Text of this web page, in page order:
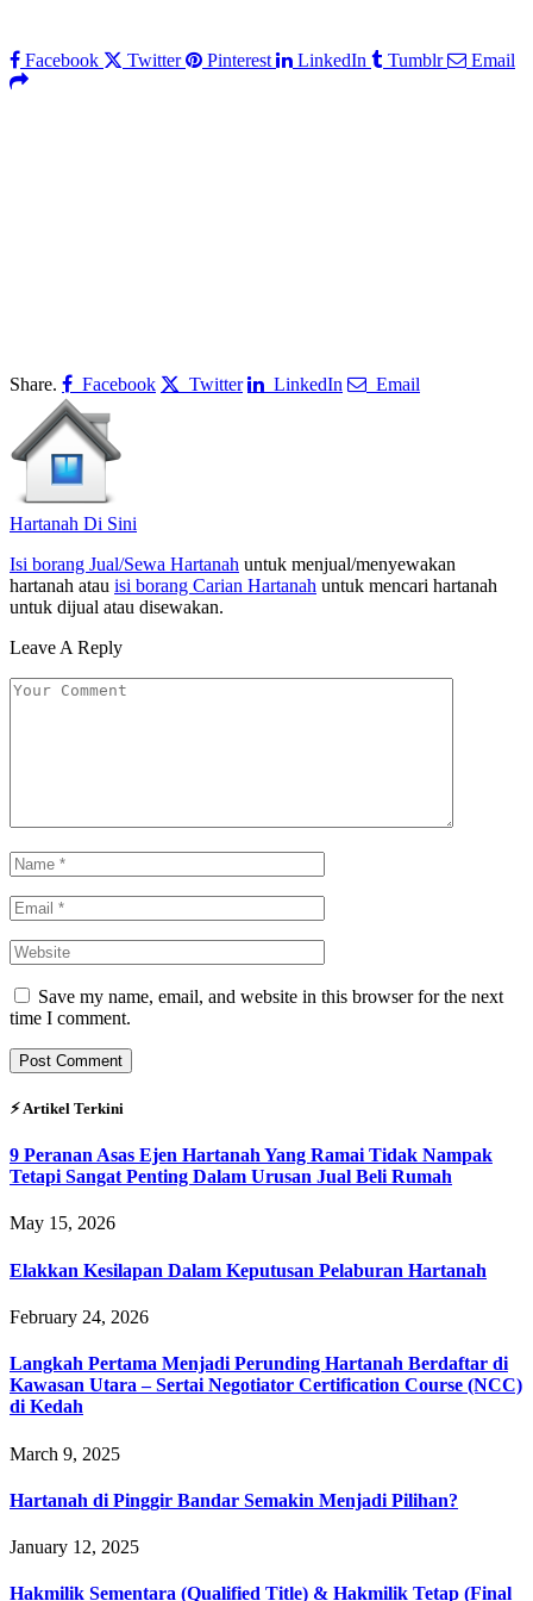
Facebook Twitter Pinterest LinkedIn Tumblr Email
Share. Facebook Twitter LinkedIn Email
Hartanah Di Sini
Isi borang Jual/Sewa Hartanah untuk menjual/menyewakan
hartanah atau isi borang Carian Hartanah untuk mencari hartanah
untuk dijual atau disewakan.
Leave A Reply
Save my name, email, and website in this browser for the next
time I comment.
⚡︎ Artikel Terkini
9 Peranan Asas Ejen Hartanah Yang Ramai Tidak Nampak
Tetapi Sangat Penting Dalam Urusan Jual Beli Rumah
May 15, 2026
Elakkan Kesilapan Dalam Keputusan Pelaburan Hartanah
February 24, 2026
Langkah Pertama Menjadi Perunding Hartanah Berdaftar di
Kawasan Utara – Sertai Negotiator Certification Course (NCC)
di Kedah
March 9, 2025
Hartanah di Pinggir Bandar Semakin Menjadi Pilihan?
January 12, 2025
Hakmilik Sementara (Qualified Title) & Hakmilik Tetap (Final